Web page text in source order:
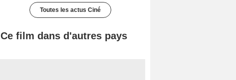
Toutes les actus Ciné
Ce film dans d'autres pays